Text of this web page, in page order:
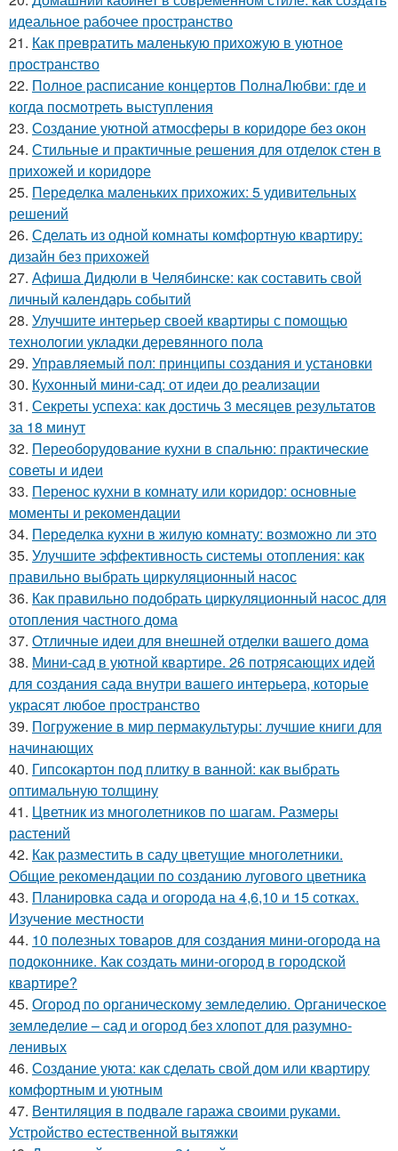
идеальное рабочее пространство
21. Как превратить маленькую прихожую в уютное
пространство
22. Полное расписание концертов ПолнаЛюбви: где и
когда посмотреть выступления
23. Создание уютной атмосферы в коридоре без окон
24. Стильные и практичные решения для отделок стен в
прихожей и коридоре
25. Переделка маленьких прихожих: 5 удивительных
решений
26. Сделать из одной комнаты комфортную квартиру:
дизайн без прихожей
27. Афиша Дидюли в Челябинске: как составить свой
личный календарь событий
28. Улучшите интерьер своей квартиры с помощью
технологии укладки деревянного пола
29. Управляемый пол: принципы создания и установки
30. Кухонный мини-сад: от идеи до реализации
31. Секреты успеха: как достичь 3 месяцев результатов
за 18 минут
32. Переоборудование кухни в спальню: практические
советы и идеи
33. Перенос кухни в комнату или коридор: основные
моменты и рекомендации
34. Переделка кухни в жилую комнату: возможно ли это
35. Улучшите эффективность системы отопления: как
правильно выбрать циркуляционный насос
36. Как правильно подобрать циркуляционный насос для
отопления частного дома
37. Отличные идеи для внешней отделки вашего дома
38. Мини-сад в уютной квартире. 26 потрясающих идей
для создания сада внутри вашего интерьера, которые
украсят любое пространство
39. Погружение в мир пермакультуры: лучшие книги для
начинающих
40. Гипсокартон под плитку в ванной: как выбрать
оптимальную толщину
41. Цветник из многолетников по шагам. Размеры
растений
42. Как разместить в саду цветущие многолетники.
Общие рекомендации по созданию лугового цветника
43. Планировка сада и огорода на 4,6,10 и 15 сотках.
Изучение местности
44. 10 полезных товаров для создания мини-огорода на
подоконнике. Как создать мини-огород в городской
квартире?
45. Огород по органическому земледелию. Органическое
земледелие – сад и огород без хлопот для разумно-
ленивых
46. Создание уюта: как сделать свой дом или квартиру
комфортным и уютным
47. Вентиляция в подвале гаража своими руками.
Устройство естественной вытяжки